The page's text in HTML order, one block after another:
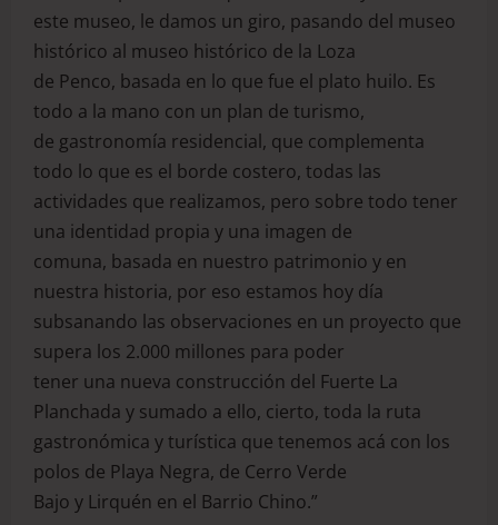
este museo, le damos un giro, pasando del museo
histórico al museo histórico de la Loza
de Penco, basada en lo que fue el plato huilo. Es
todo a la mano con un plan de turismo,
de gastronomía residencial, que complementa
todo lo que es el borde costero, todas las
actividades que realizamos, pero sobre todo tener
una identidad propia y una imagen de
comuna, basada en nuestro patrimonio y en
nuestra historia, por eso estamos hoy día
subsanando las observaciones en un proyecto que
supera los 2.000 millones para poder
tener una nueva construcción del Fuerte La
Planchada y sumado a ello, cierto, toda la ruta
gastronómica y turística que tenemos acá con los
polos de Playa Negra, de Cerro Verde
Bajo y Lirquén en el Barrio Chino.”